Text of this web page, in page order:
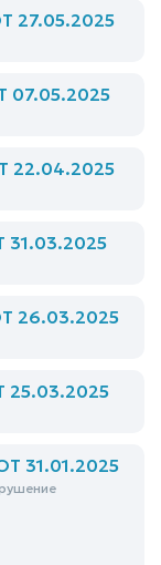
27.05.2025
22.04.2025
26.03.2025
31.01.2025